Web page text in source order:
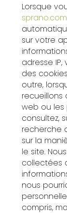
Lorsque
sprano.com
sur votre
adresse
des
outre,
recueillons
web ou les
consultez,
recherche
sur la
le site.
collectées
nous
compris,